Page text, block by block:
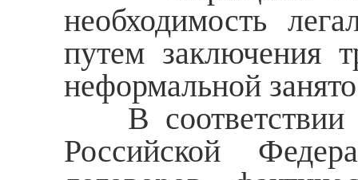
необходимость
путем заключения
неформальной
В соответствии с
Российской